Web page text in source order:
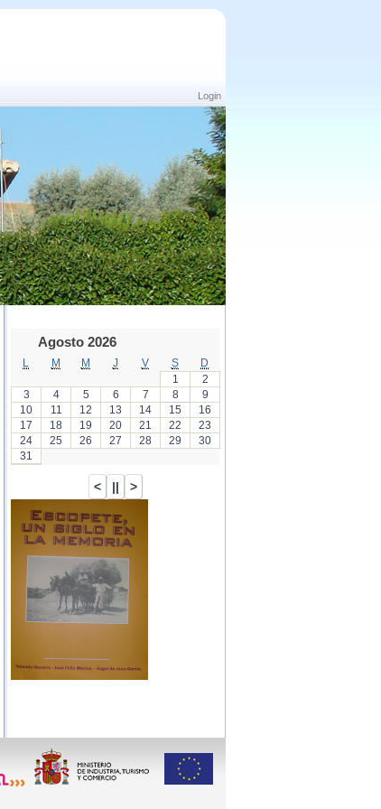
Login
Agosto 2026
M M J V S
D
1
2
3
4 5 6 7 8
9
10
11 12 13 14 15
16
17
18 19 20 21 22
23
24
25 26 27 28 29
30
31